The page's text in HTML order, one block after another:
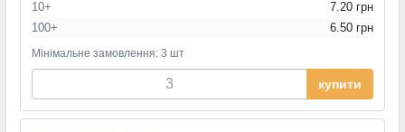
10+
7.20 грн
100+
6.50 грн
Мінімальне замовлення: 3 шт
купити